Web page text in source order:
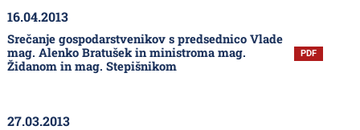
16.04.2013
Srečanje gospodarstvenikov s predsednico Vlade
mag. Alenko Bratušek in ministroma mag.
Židanom in mag. Stepišnikom
PDF
27.03.2013